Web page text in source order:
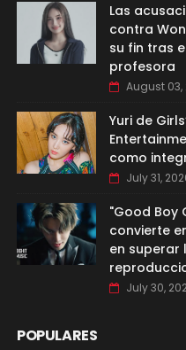
Las
contra
su fin tras
profesora
August 03,
Yuri de
como
July 31,
"Good Boy
convierte
en superar
July 30,
POPULARES